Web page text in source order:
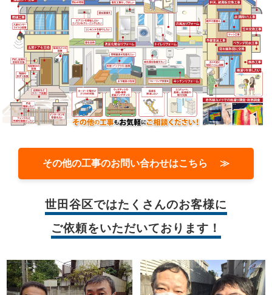
その他の工事のお問い合わせはこちら ≫
世田谷区ではたくさんのお客様に
ご依頼をいただいております！